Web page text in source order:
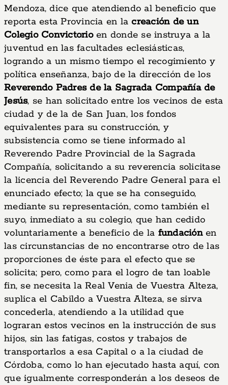
Mendoza, dice que atendiendo al beneficio que
reporta esta Provincia en lacreación de un
Colegio Convictorioen donde se instruya a la
juventud en las facultades eclesiásticas,
logrando a un mismo tiempo el recogimiento y
política enseñanza, bajo de la dirección de los
Reverendo Padres de la Sagrada Compañía de
Jesús, se han solicitado entre los vecinos de esta
ciudad y de la de San Juan, los fondos
equivalentes para su construcción, y
subsistencia como se tiene informado al
Reverendo Padre Provincial de la Sagrada
Compañía, solicitando a su reverencia solicitase
la licencia del Reverendo Padre General para el
enunciado efecto; la que se ha conseguido,
mediante su representación, como también el
suyo, inmediato a su colegio, que han cedido
voluntariamente a beneficio de la fundaciónen
las circunstancias de no encontrarse otro de las
proporciones de éste para el efecto que se
solicita; pero, como para el logro de tan loable
fin, se necesita la Real Venia de Vuestra Alteza,
suplica el Cabildo a Vuestra Alteza, se sirva
concederla, atendiendo a la utilidad que
lograran estos vecinos en la instrucción de sus
hijos, sin las fatigas, costos y trabajos de
transportarlos a esa Capital o a la ciudad de
Córdoba, como lo han ejecutado hasta aquí, con
que igualmente corresponderán a los deseos de